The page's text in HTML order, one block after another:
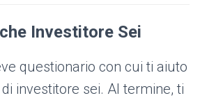
Investitore Sei
questionario con cui ti aiuto
investitore sei. Al termine, ti